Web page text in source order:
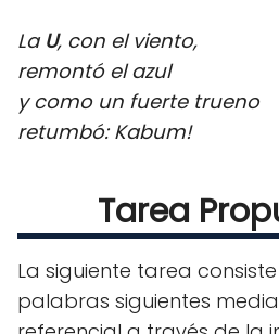
La U, con el viento,
remontó el azul
y como un fuerte trueno
retumbó: Kabum!
Tarea
La siguiente tarea
palabras siguientes